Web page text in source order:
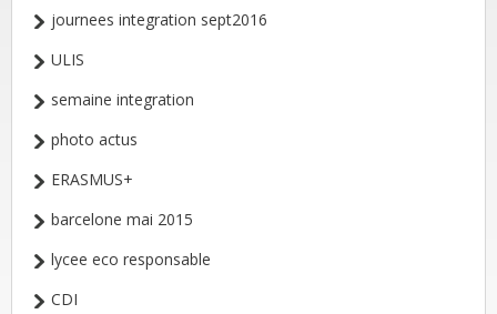
journees integration sept2016
ULIS
semaine integration
photo actus
ERASMUS+
barcelone mai 2015
lycee eco responsable
CDI